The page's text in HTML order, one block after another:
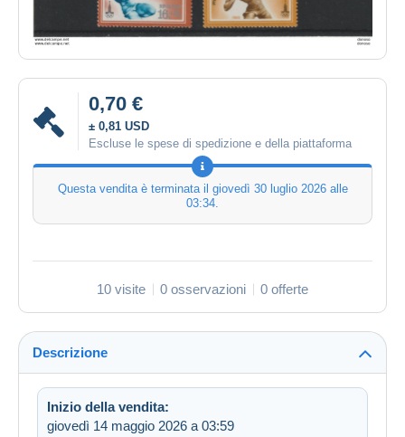
0,70 €
± 0,81 USD
Escluse le spese di spedizione e della piattaforma
Questa vendita è terminata il giovedì 30 luglio 2026 alle
03:34.
10 visite 0 osservazioni 0 offerte
Descrizione
Inizio della vendita:
giovedì 14 maggio 2026 a 03:59